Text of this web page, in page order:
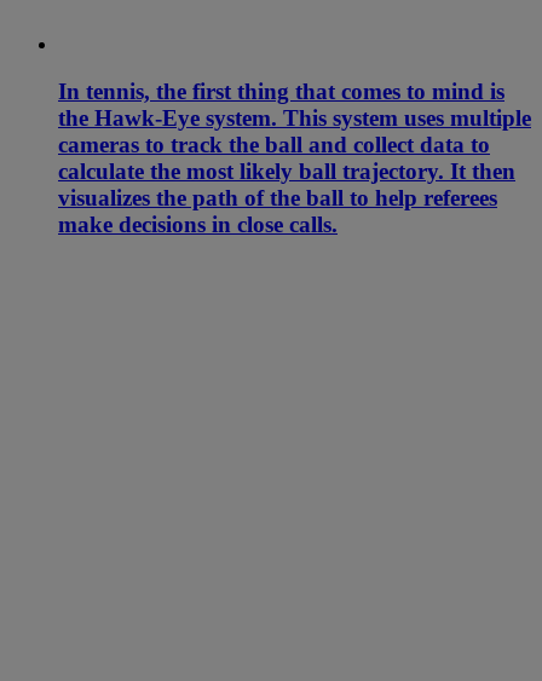
In tennis, the first thing that comes to mind is
the Hawk-Eye system. This system uses multiple
cameras to track the ball and collect data to
calculate the most likely ball trajectory. It then
visualizes the path of the ball to help referees
make decisions in close calls.